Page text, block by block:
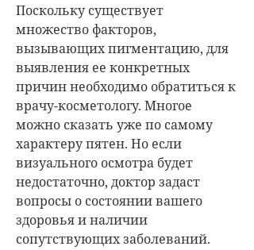
Поскольку существует
множество факторов,
вызывающих пигментацию, для
выявления ее конкретных
причин необходимо обратиться к
врачу-косметологу. Многое
можно сказать уже по самому
характеру пятен. Но если
визуального осмотра будет
недостаточно, доктор задаст
вопросы о состоянии вашего
здоровья и наличии
сопутствующих заболеваний.